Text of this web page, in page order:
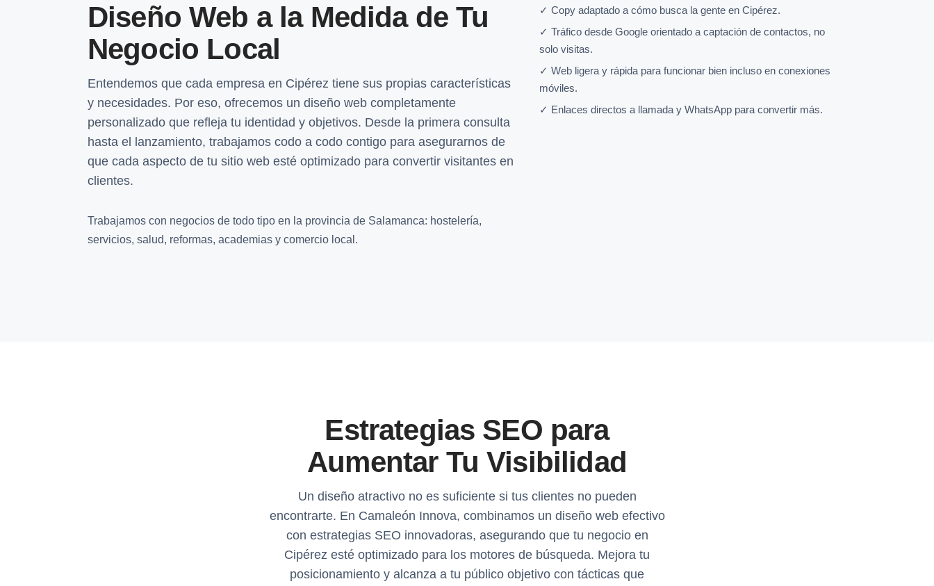
Diseño Web a la Medida de Tu
Negocio Local
Entendemos que cada empresa en Cipérez tiene sus propias características
y necesidades. Por eso, ofrecemos un diseño web completamente
personalizado que refleja tu identidad y objetivos. Desde la primera consulta
hasta el lanzamiento, trabajamos codo a codo contigo para asegurarnos de
que cada aspecto de tu sitio web esté optimizado para convertir visitantes en
clientes.
Trabajamos con negocios de todo tipo en la provincia de Salamanca: hostelería,
servicios, salud, reformas, academias y comercio local.
✓ Copy adaptado a cómo busca la gente en Cipérez.
✓ Tráfico desde Google orientado a captación de contactos, no
solo visitas.
✓ Web ligera y rápida para funcionar bien incluso en conexiones
móviles.
✓ Enlaces directos a llamada y WhatsApp para convertir más.
Estrategias SEO para
Aumentar Tu Visibilidad
Un diseño atractivo no es suficiente si tus clientes no pueden
encontrarte. En Camaleón Innova, combinamos un diseño web efectivo
con estrategias SEO innovadoras, asegurando que tu negocio en
Cipérez esté optimizado para los motores de búsqueda. Mejora tu
posicionamiento y alcanza a tu público objetivo con tácticas que